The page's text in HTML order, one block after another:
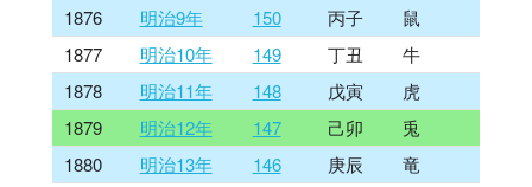
1876
明治9年 150 丙子
鼠
1877
明治10年 149 丁丑
牛
1878
明治11年 148 戊寅
虎
1879
明治12年 147 己卯
兎
1880
明治13年 146 庚辰
竜